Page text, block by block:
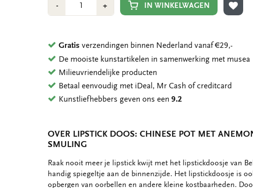
-Min
1
+Plus
1
IN WINKELWAGEN
Gratis verzendingen binnen Nederland vanaf €29,-
De mooiste kunstartikelen in samenwerking met musea
Milieuvriendelijke producten
Betaal eenvoudig met iDeal, Mr Cash of creditcard
Kunstliefhebbers geven ons een9.2
OVER LIPSTICK DOOS: CHINESE POT MET
SMULING
OMSCHRIJVING
Raak nooit meer je lipstick kwijt met het lipstickdoosje van
handig spiegeltje aan de binnenzijde. Het lipstickdoosje is
opbergen van oorbellen en andere kleine kostbaarheden.